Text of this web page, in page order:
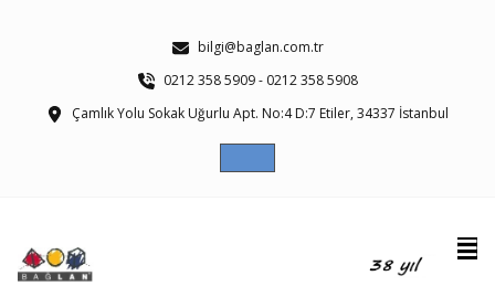
bilgi@baglan.com.tr
0212 358 5909 - 0212 358 5908
Çamlık Yolu Sokak Uğurlu Apt. No:4 D:7 Etiler, 34337 İstanbul